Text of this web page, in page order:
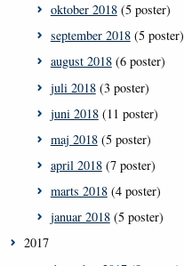
oktober 2018(5 poster)
september 2018(5 poster)
august 2018(6 poster)
juli 2018(3 poster)
juni 2018(11 poster)
maj 2018(5 poster)
april 2018(7 poster)
marts 2018(4 poster)
januar 2018(5 poster)
2017